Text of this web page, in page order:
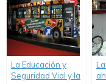
La Educación y
Seguridad Vial y la